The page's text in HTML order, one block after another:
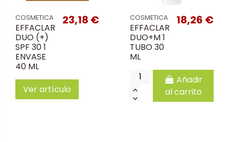
COSMETICA
EFFACLAR
DUO (+)
SPF 30 1
ENVASE
40 ML
23,18 €
Ver artículo
COSMETICA
EFFACLAR
DUO+M 1
TUBO 30
ML
18,26 €
Añadir
al carrito